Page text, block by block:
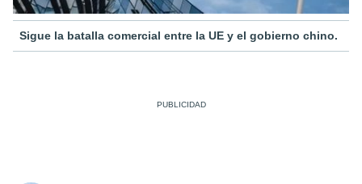
Sigue la batalla comercial entre la UE y el gobierno chino.